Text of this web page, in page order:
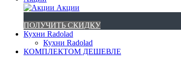
Акции
ПОЛУЧИТЬ СКИДКУ
Кухни Radolad
Кухни Radolad
КОМПЛЕКТОМ ДЕШЕВЛЕ